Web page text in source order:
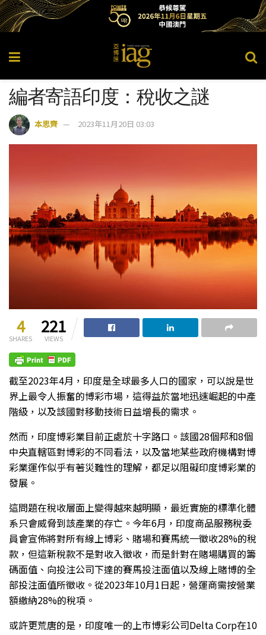
編者寄語印度：稅收之謎
本思齊 2023年11月20日 03:03
4
SHARES
221
VIEWS
截至2023年4月，印度是全球最多人口的國家，可以說是世
界上最令人振奮的博彩市場，這得益於當地迅速崛起的中產
階級，以及該國對移動技術日益增長的需求。
然而，印度博彩業目前正處於十字路口。該國28個邦和8個
中央直轄區對博彩的不同看法，以及當地某些政府機構對博
彩業運作似乎有著災難性的理解，都足以阻礙印度博彩業的
發展。
這問題在稅收層面上變得越來越明顯，最近實施的標準化體
系只會威脅到該產業的存亡。今年6月，印度商品服務稅委
員會宣佈將對所有線上博彩、賭場和賽馬統一徵收28%的稅
款，但這新稅款不是對收入徵收，而是針對在賭場購買的籌
碼面值、向投注公司下達的賽馬投注面值以及線上賭博的全
部投注面值所徵收。從2023年10月1日起，營運商需按營業
額繳納28%的稅項。
或許更荒唐的是，印度唯一的上市博彩公司Delta Corp在10